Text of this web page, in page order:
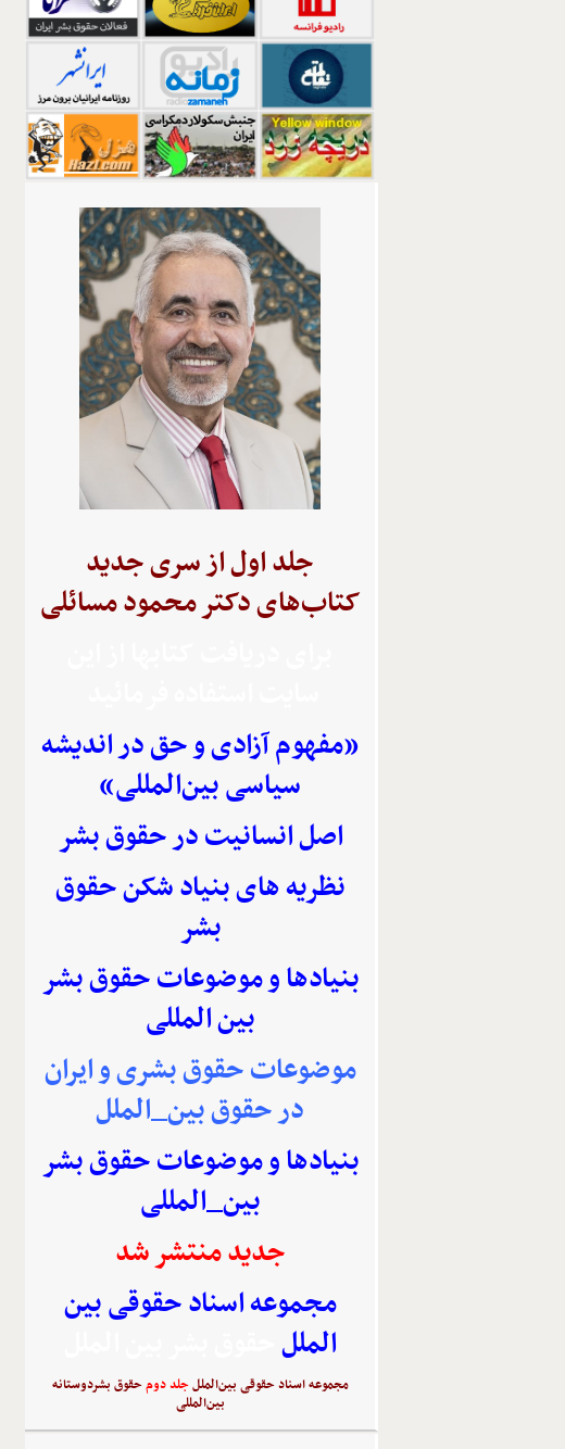
جلد اول از سری جدید
کتاب‌های دکتر محمود مسائلی
«مفهوم آزادی و حق در اندیشه
سیاسی بین‌المللی»
اصل انسانیت در حقوق بشر
نظریه های بنیاد شکن حقوق
بشر
بنیادها و موضوعات حقوق بشر
بین المللی
موضوعات حقوق بشری و ایران
در حقوق بین_الملل
بنیادها و موضوعات حقوق بشر
بین_المللی
جدید منتشر شد
مجموعه اسناد حقوقی بین
الملل
مجموعه اسناد حقوقی بین‌المللجلد دومحقوق بشردوستانه
بین‌المللی